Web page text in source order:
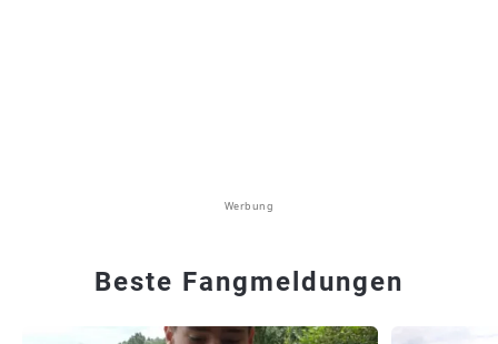
Werbung
Beste Fangmeldungen